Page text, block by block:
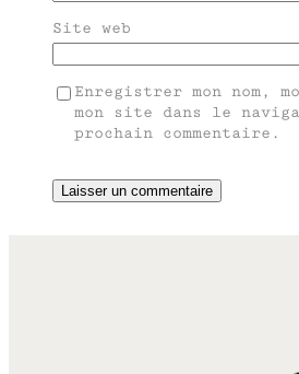
Site web
Enregistrer mon nom,
mon site dans le
prochain commentaire.